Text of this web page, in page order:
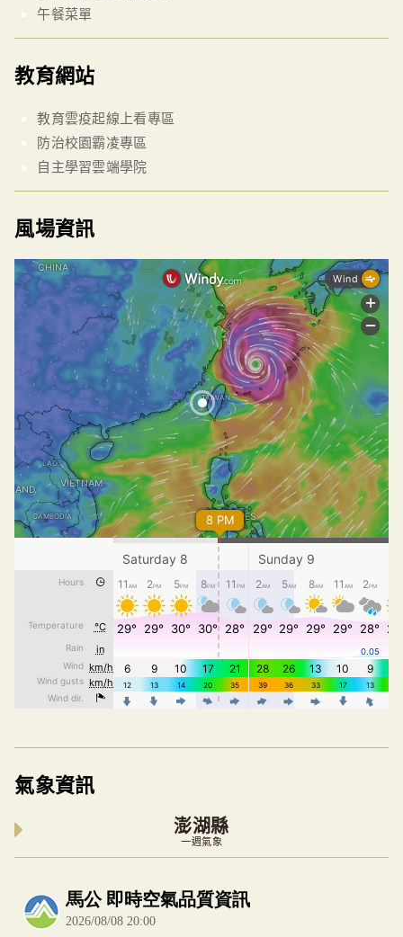
午餐菜單
教育網站
教育雲疫起線上看專區
防治校園霸凌專區
自主學習雲端學院
風場資訊
氣象資訊
澎湖縣
一週氣象
內嵌空氣品質小工具為視覺預覽，完整即時空